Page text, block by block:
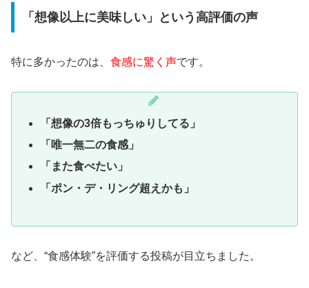
「想像以上に美味しい」という高評価の声
特に多かったのは、 食感に驚く声です。
「想像の3倍もっちゅりしてる」
「唯一無二の食感」
「また食べたい」
「ポン・デ・リング超えかも」
など、“食感体験”を評価する投稿が目立ちました。